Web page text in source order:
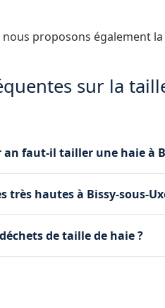
nous proposons également la
sur la
an faut-il tailler une haie à
et automne). Les haies
le rythme adapté à vos
très hautes à Bissy-sous-
intervenons en toute
de taille de haie ?